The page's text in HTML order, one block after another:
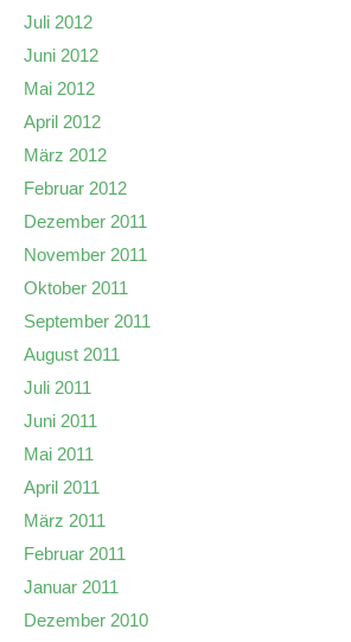
Juli 2012
Juni 2012
Mai 2012
April 2012
März 2012
Februar 2012
Dezember 2011
November 2011
Oktober 2011
September 2011
August 2011
Juli 2011
Juni 2011
Mai 2011
April 2011
März 2011
Februar 2011
Januar 2011
Dezember 2010